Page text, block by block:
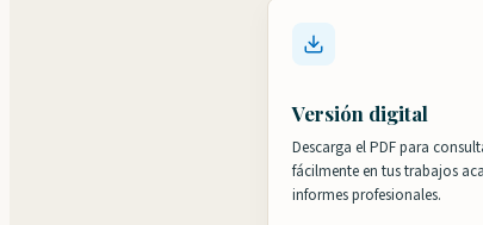
Versión digital
Descarga el PDF para
fácilmente en tus trabajos
informes profesionales.